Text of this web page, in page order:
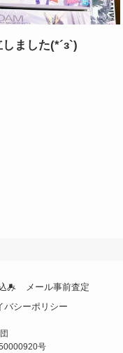
ました(*´з`)
み
メール事前査定
バシーポリシー
号